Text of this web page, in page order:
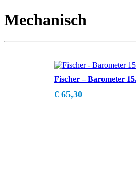
Mechanisch
Fischer – Barometer
€65,30